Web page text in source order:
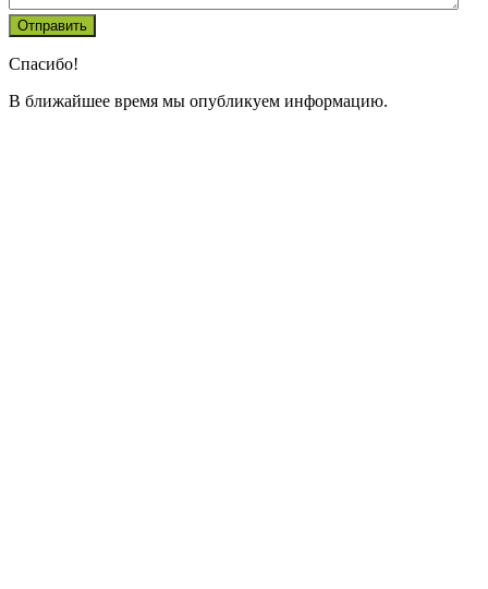
Спасибо!
В ближайшее время мы опубликуем информацию.